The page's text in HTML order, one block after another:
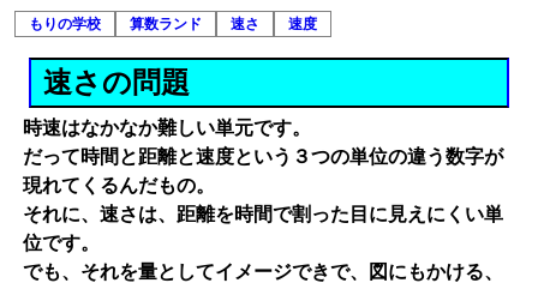
もりの学校 算数ランド 速さ 速度
速さの問題
時速はなかなか難しい単元です。
だって時間と距離と速度という３つの単位の違う数字が
現れてくるんだもの。
それに、速さは、距離を時間で割った目に見えにくい単
位です。
でも、それを量としてイメージできで、図にもかける、